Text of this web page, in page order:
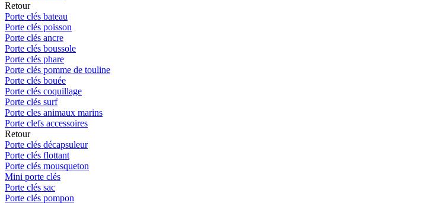
Retour
Porte clés bateau
Porte clés poisson
Porte clés ancre
Porte clés boussole
Porte clés phare
Porte clés pomme de touline
Porte clés bouée
Porte clés coquillage
Porte clés surf
Porte cles animaux marins
Porte clefs accessoires
Retour
Porte clés décapsuleur
Porte clés flottant
Porte clés mousqueton
Mini porte clés
Porte clés sac
Porte clés pompon